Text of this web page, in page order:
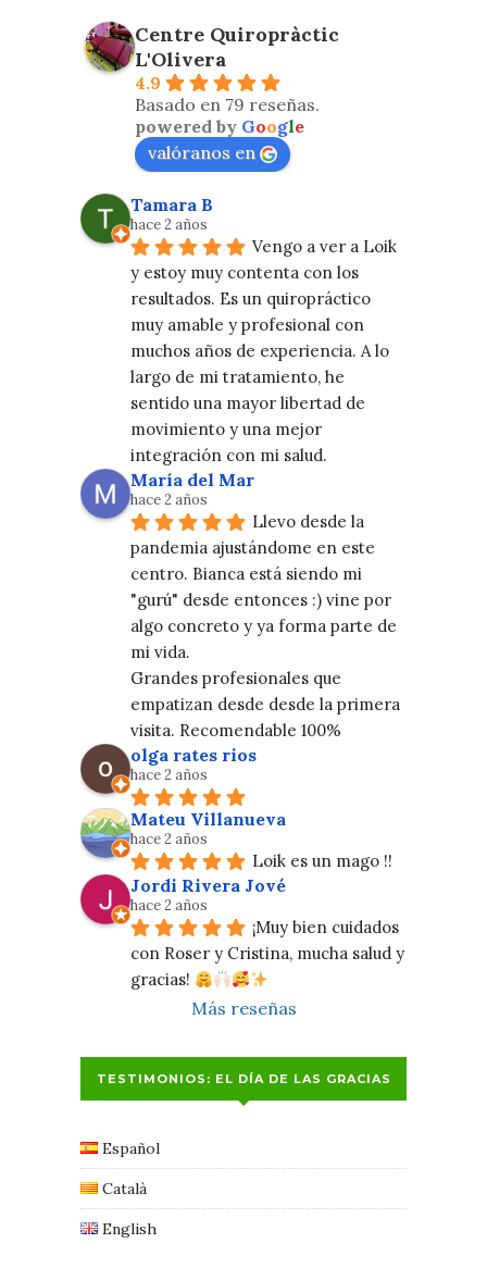
Centre Quiropràctic
L'Olivera
4.9
Basado en 79 reseñas.
powered by Google
valóranos en
Tamara B
hace 2 años
Vengo a ver a Loik
y estoy muy contenta con los
resultados. Es un quiropráctico
muy amable y profesional con
muchos años de experiencia. A lo
largo de mi tratamiento, he
sentido una mayor libertad de
movimiento y una mejor
integración con mi salud.
María del Mar
hace 2 años
Llevo desde la
pandemia ajustándome en este
centro. Bianca está siendo mi
"gurú" desde entonces :) vine por
algo concreto y ya forma parte de
mi vida.
Grandes profesionales que
empatizan desde desde la primera
visita. Recomendable 100%
olga rates rios
hace 2 años
Mateu Villanueva
hace 2 años
Loik es un mago !!
Jordi Rivera Jové
hace 2 años
¡Muy bien cuidados
con Roser y Cristina, mucha salud y
gracias!
Más reseñas
TESTIMONIOS: EL DÍA DE LAS GRACIAS
Español
Català
English